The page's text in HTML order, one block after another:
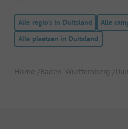
Alle regio's in Duitsland
Alle
Alle plaatsen in Duitsland
Home Baden-Württemberg